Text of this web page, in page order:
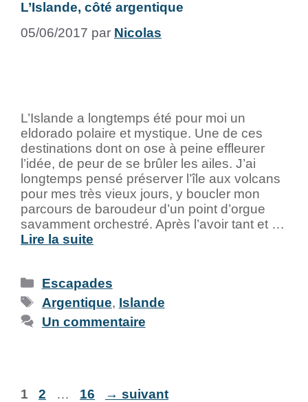
L’Islande, côté argentique
05/06/2017 par Nicolas
L’Islande a longtemps été pour moi un
eldorado polaire et mystique. Une de ces
destinations dont on ose à peine effleurer
l’idée, de peur de se brûler les ailes. J’ai
longtemps pensé préserver l’île aux volcans
pour mes très vieux jours, y boucler mon
parcours de baroudeur d’un point d’orgue
savamment orchestré. Après l’avoir tant et …
Lire la suite
Escapades
Argentique, Islande
Un commentaire
1 2 … 16 → suivant